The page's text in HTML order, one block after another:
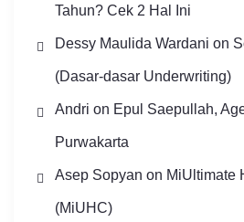
Tahun? Cek 2 Hal Ini
Dessy Maulida Wardani on
(Dasar-dasar Underwriting)
Andri on Epul Saepullah,
Purwakarta
Asep Sopyan on MiUltimate
(MiUHC)